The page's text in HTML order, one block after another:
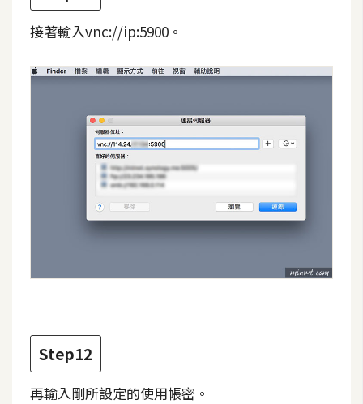
熱
門
文
案
接著輸入vnc://ip:5900。
Step12
再輸入剛所設定的使用帳密。